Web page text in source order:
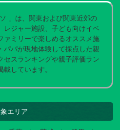
」は、関東および関東近郊の
レジャー施設、子ども向けイベ
ァミリーで楽しめるオススメ施
パパが現地体験して採点した親
セスランキングや親子評価ラン
載しています。
エリア